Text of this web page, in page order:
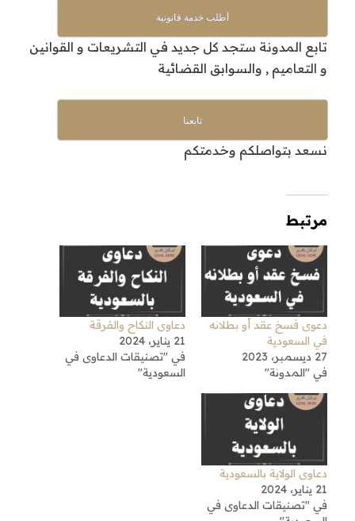
أطلب خدمة قانونية
تابع المدونة ستجد كل جديد في التشريعات و القوانين
و التعاميم , والسوابق القضائية
تابعنا
نسعد بتواصلكم وخدمتكم
مرتبط
دعوى فسخ عقد أو بطلانه
في السعودية
27 ديسمبر، 2023
في "المدونة"
دعاوى النكاح والفرقة
21 يناير، 2024
في "تصنيقات الدعاوى في
السعودية"
دعاوى الولاية بالسعودية
21 يناير، 2024
في "تصنيقات الدعاوى في